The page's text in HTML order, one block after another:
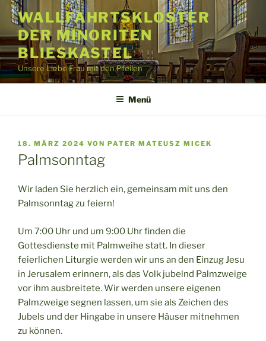
Zum
Inhalt
springen
WALLFAHRTSKLOSTER
DER MINORITEN
BLIESKASTEL
Unsere Liebe Frau mit den Pfeilen
Menü
VERÖFFENTLICHT
AM
18. MÄRZ 2024 VON PATER MATEUSZ MICEK
Palmsonntag
Wir laden Sie herzlich ein, gemeinsam mit uns den
Palmsonntag zu feiern!
Um 7:00 Uhr und um 9:00 Uhr finden die
Gottesdienste mit Palmweihe statt. In dieser
feierlichen Liturgie werden wir uns an den Einzug Jesu
in Jerusalem erinnern, als das Volk jubelnd Palmzweige
vor ihm ausbreitete. Wir werden unsere eigenen
Palmzweige segnen lassen, um sie als Zeichen des
Jubels und der Hingabe in unsere Häuser mitnehmen
zu können.